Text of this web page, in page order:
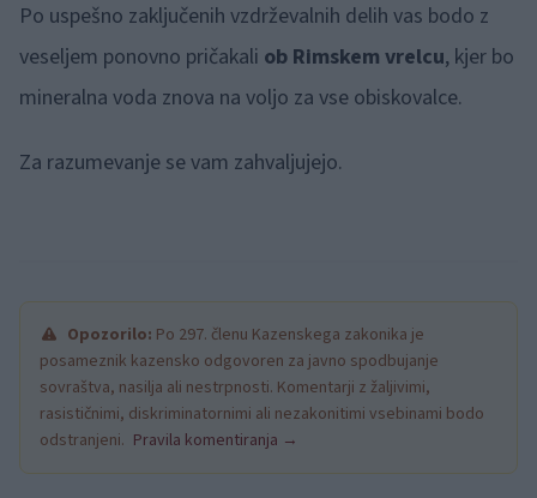
Po uspešno zaključenih vzdrževalnih delih vas bodo z
veseljem ponovno pričakali ob Rimskem vrelcu, kjer bo
mineralna voda znova na voljo za vse obiskovalce.
Za razumevanje se vam zahvaljujejo.
Opozorilo: Po 297. členu Kazenskega zakonika je
posameznik kazensko odgovoren za javno spodbujanje
sovraštva, nasilja ali nestrpnosti. Komentarji z žaljivimi,
rasističnimi, diskriminatornimi ali nezakonitimi vsebinami bodo
odstranjeni. Pravila komentiranja →